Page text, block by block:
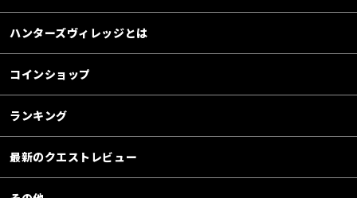
ハンターズヴィレッジとは
コインショップ
ランキング
最新のクエストレビュー